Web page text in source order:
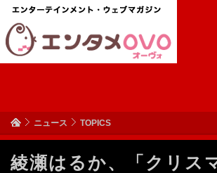
ニュース TOPICS
綾瀬はるか、「クリス